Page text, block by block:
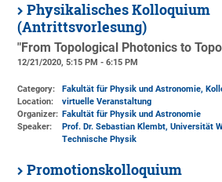
Physikalisches Kolloquium
(Antrittsvorlesung)
"From Topological Photonics to
12/21/2020, 5:15 PM - 6:15 PM
Category:
Fakultät für Physik und Astronomie,
Location:
virtuelle Veranstaltung
Organizer: Fakultät für Physik und Astronomie
Speaker:
Prof. Dr. Sebastian Klembt, Universität
Technische Physik
Promotionskolloquium